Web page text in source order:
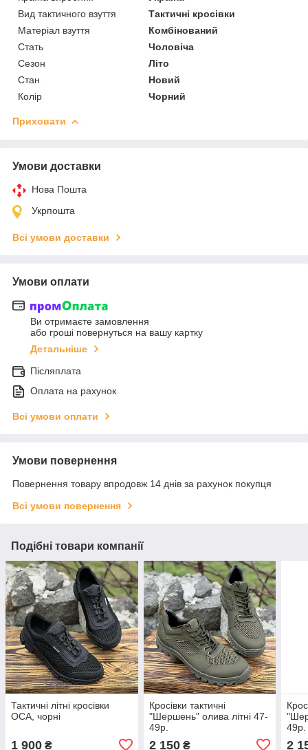
Вид тактичного взуття
Тактичні кросівки
Матеріал взуття
Комбінований
Стать
Чоловіча
Сезон
Літо
Стан
Новий
Колір
Чорний
Приховати
Умови доставки
Нова Пошта
Укрпошта
Всі умови доставки
Умови оплати
Ви отримаєте замовлення
або гроші повернуться на вашу картку
Детальніше
Післяплата
Оплата на рахунок
Всі умови оплати
Умови повернення
Повернення товару впродовж 14 днів за рахунок покупця
Всі умови повернення
Подібні товари компанії
Тактичні літні кросівки
ОСA, чорні
1 900 ₴
Кросівки тактичні
"Шершень" олива літні 47-
49р.
2 150₴
49р.
2